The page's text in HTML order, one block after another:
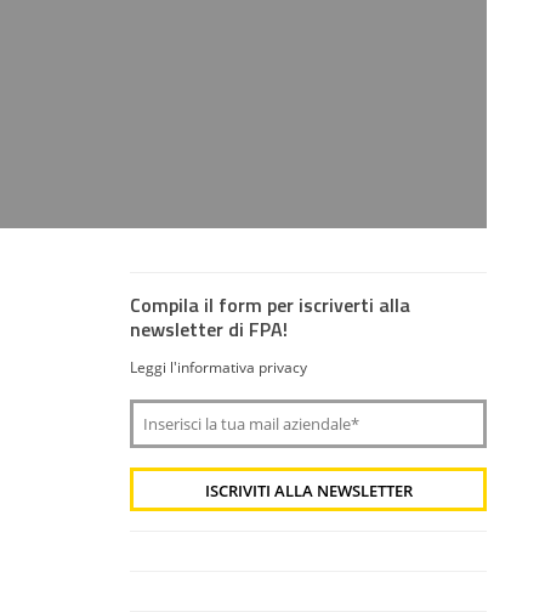
Compila il form per iscriverti alla
newsletter di FPA!
Leggi l'informativa privacy